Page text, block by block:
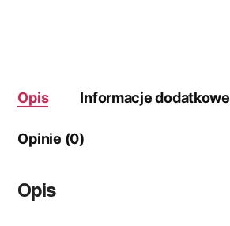
Opis Informacje dodatkowe
Opinie (0)
Opis